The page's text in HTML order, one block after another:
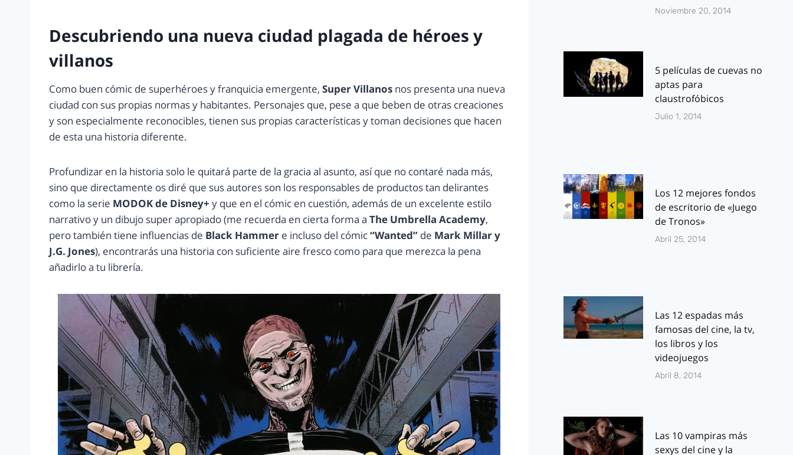
Descubriendo una nueva ciudad plagada de héroes y
villanos
Como buen cómic de superhéroes y franquicia emergente, SuperVillanos nos presenta una nueva
ciudad con sus propias normas y habitantes. Personajes que, pese a que beben de otras creaciones
y son especialmente reconocibles, tienen sus propias características y toman decisiones que hacen
de esta una historia diferente.
Profundizar en la historia solo le quitará parte de la gracia al asunto, así que no contaré nada más,
sino que directamente os diré que sus autores son los responsables de productos tan delirantes
como la serie MODOK de Disney+ y que en el cómic en cuestión, además de un excelente estilo
narrativo y un dibujo super apropiado (me recuerda en cierta forma a The Umbrella Academy,
pero también tiene influencias de Black Hammer e incluso del cómic“Wanted” de Mark Millar y
J.G. Jones), encontrarás una historia con suficiente aire fresco como para que merezca la pena
añadirlo a tu librería.
Noviembre 20, 2014
5 películas de cuevas no
aptas para
claustrofóbicos
Julio 1, 2014
Los 12 mejores fondos
de escritorio de «Juego
de Tronos»
Abril 25, 2014
Las 12 espadas más
famosas del cine, la tv,
los libros y los
videojuegos
Abril 8, 2014
Las 10 vampiras más
sexys del cine y la